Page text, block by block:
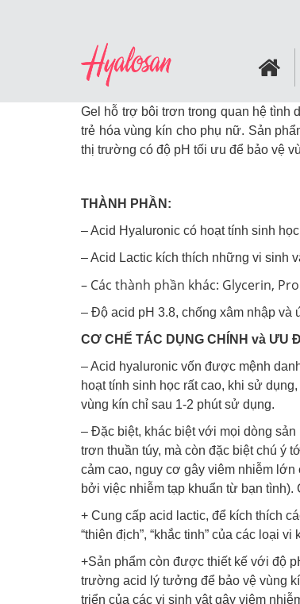
Gel hỗ trợ bôi trơn trong quan hệ tình
trẻ hóa vùng kín cho phụ nữ. Sản
thị trường có độ pH tối ưu để bảo vệ
THÀNH PHẦN:
– Acid Hyaluronic có hoạt tính sinh
– Acid Lactic kích thích những vi sinh
– Các thành phần khác: Glycerin,
– Độ acid pH 3.8, chống xâm nhập và
CƠ CHẾ TÁC DỤNG CHÍNH và ƯU
– Acid hyaluronic vốn được mệnh
hoạt tính sinh học rất cao, khi sử
vùng kín chỉ sau 1-2 phút sử dụng.
– Đặc biệt, khác biệt với mọi dòng
trơn thuần túy, mà còn đặc biệt chú ý
cảm cao, nguy cơ gây viêm nhiễm
bởi việc nhiễm tạp khuẩn từ bạn
+ Cung cấp acid lactic, để kích thích
“thiên địch”, “khắc tinh” của các loại
+Sản phẩm còn được thiết kế với độ
trường acid lý tưởng để bảo vệ vùng
triển của các vi sinh vật gây viêm